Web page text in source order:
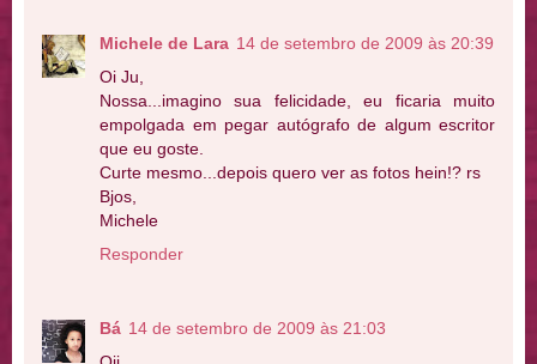
Michele de Lara 14 de setembro de 2009 às 20:39
Oi Ju,
Nossa...imagino sua felicidade, eu ficaria muito
empolgada em pegar autógrafo de algum escritor
que eu goste.
Curte mesmo...depois quero ver as fotos hein!? rs
Bjos,
Michele
Responder
Bá 14 de setembro de 2009 às 21:03